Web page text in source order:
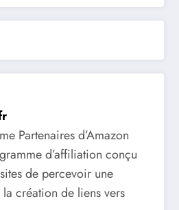
Partenaires d’Amazon
d’affiliation conçu
de percevoir une
création de liens vers